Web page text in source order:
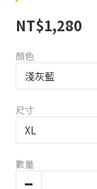
NT$1,280
顏色
尺寸
數量